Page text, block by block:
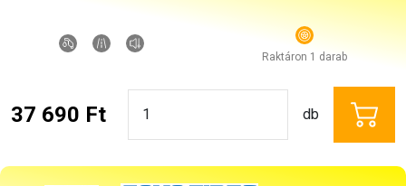
Raktáron 1 darab
37 690 Ft db